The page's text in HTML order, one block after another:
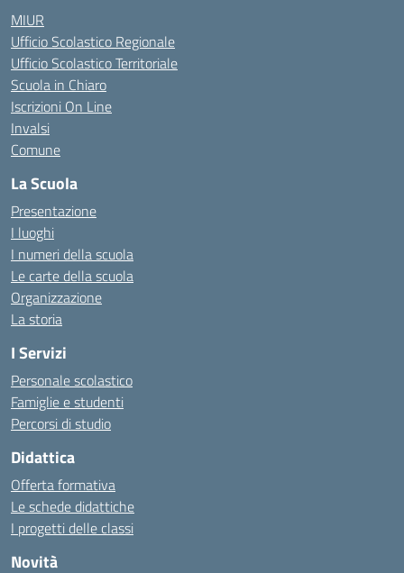
MIUR
Ufficio Scolastico Regionale
Ufficio Scolastico Territoriale
Scuola in Chiaro
Iscrizioni On Line
Invalsi
Comune
La Scuola
Presentazione
I luoghi
I numeri della scuola
Le carte della scuola
Organizzazione
La storia
I Servizi
Personale scolastico
Famiglie e studenti
Percorsi di studio
Didattica
Offerta formativa
Le schede didattiche
I progetti delle classi
Novità